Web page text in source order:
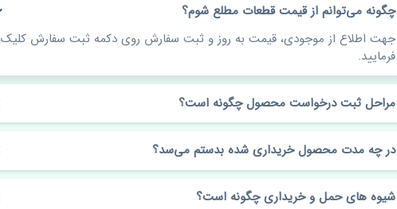
چگونه می‌توانم از قیمت قطعات مطلع شوم؟
جهت اطلاع از موجودی، قیمت به روز و ثبت سفارش روی دکمه ثبت سفارش کلیک
فرمایید.
مراحل ثبت درخواست محصول چگونه است؟
در چه مدت محصول خریداری شده بدستم می‌سد؟
شیوه های حمل و خریداری چگونه است؟